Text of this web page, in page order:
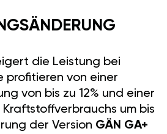
die Leistung bei
profitieren von einer
von bis zu 12% und einer
um bis
der Version GÄN GA+